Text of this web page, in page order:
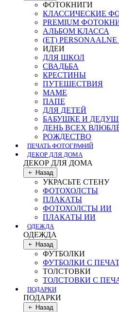
ФОТОКНИГИ
КЛАССИЧЕСКИЕ
PREMIUM
АЛЬБОМ КЛАССА
(ET)
ИДЕИ
ДЛЯ ШКОЛ
СВАДЬБА
КРЕСТИНЫ
ПУТЕШЕСТВИЯ
МАМЕ
ПАПЕ
ДЛЯ ДЕТЕЙ
БАБУШКЕ И
ДЕНЬ ВСЕХ
РОЖДЕСТВО
ПЕЧАТЬ ФОТОГРАФИЙ
ДЕКОР ДЛЯ ДОМА
ДЕКОР ДЛЯ ДОМА
Назад
УКРАСЬТЕ СТЕНУ
ФОТОХОЛСТЫ
ПЛАКАТЫ
ФОТОХОЛСТЫ ИИ
ПЛАКАТЫ ИИ
ОДЕЖДА
ОДЕЖДА
Назад
ФУТБОЛКИ
ФУТБОЛКИ С
ТОЛСТОВКИ
ТОЛСТОВКИ С
ПОДАРКИ
ПОДАРКИ
Назад